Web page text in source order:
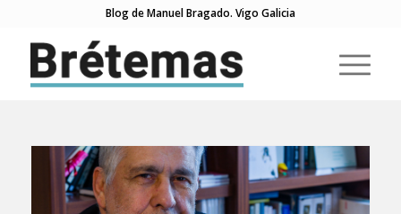
Blog de Manuel Bragado. Vigo Galicia